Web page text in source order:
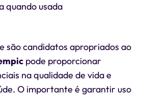
quando usada
são candidatos apropriados ao
pode proporcionar
na qualidade de vida e
O importante é garantir uso